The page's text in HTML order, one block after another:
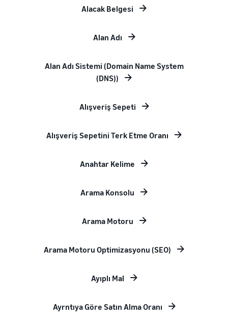
Alacak Belgesi
Alan Adı
Alan Adı Sistemi (Domain Name System
(DNS))
Alışveriş Sepeti
Alışveriş Sepetini Terk Etme Oranı
Anahtar Kelime
Arama Konsolu
Arama Motoru
Arama Motoru Optimizasyonu (SEO)
Ayıplı Mal
Ayrntıya Göre Satın Alma Oranı